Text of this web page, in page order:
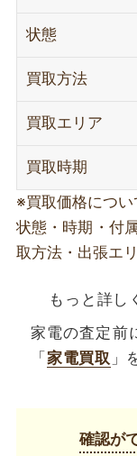
状態
買取方法
買取エリア
買取時期
※買取価格につい
状態・時期・付
取方法・出張エ
もっと詳し
家電の査定前
「 家電買取 」
確認が